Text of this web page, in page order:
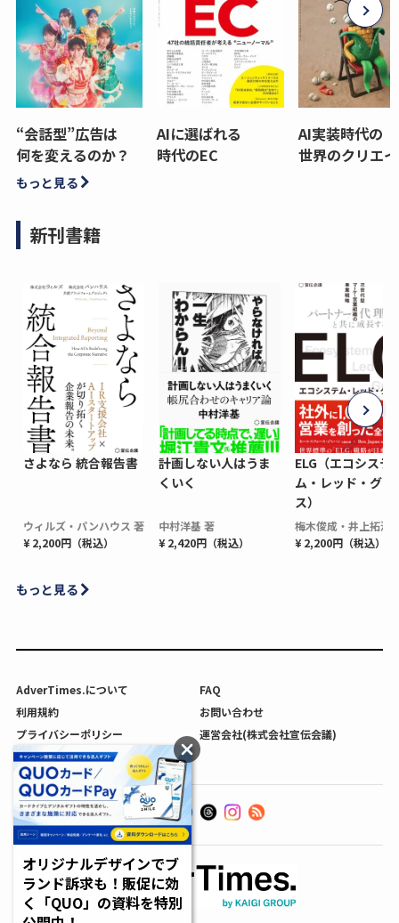
“会話型”広告は
何を変えるのか？
AIに選ばれる
時代のEC
AI実装時代の
世界のクリエ
もっと見る
新刊書籍
さよなら 統合報告書
ウィルズ・パンハウス 著
¥ 2,200円（税込）
計画しない人はうま
くいく
中村洋基 著
¥ 2,420円（税込）
ELG（エコシステ
ム・レッド・グロ
ス）
梅木俊成・井上拓海
¥ 2,200円（税込）
もっと見る
AdverTimes.について
FAQ
利用規約
お問い合わせ
プライバシーポリシー
運営会社(株式会社宣伝会議)
利用者情報の外部送信について
オリジナルデザインでブ
ランド訴求も！販促に効
く「QUO」の資料を特別